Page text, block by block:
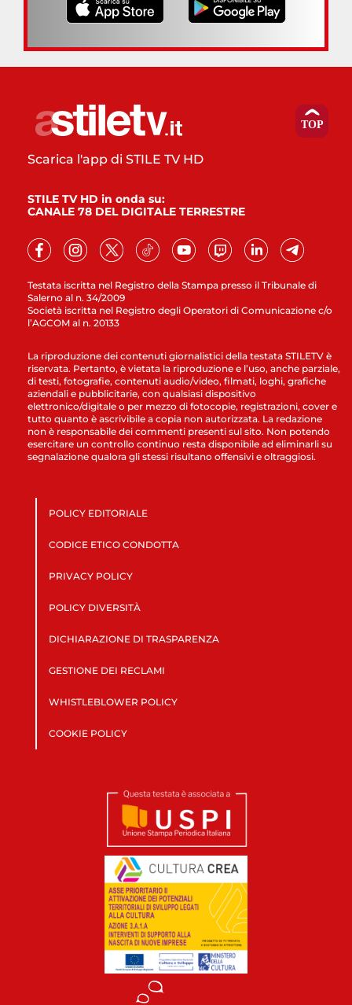
Testata iscritta nel Registro della Stampa presso il Tribunale di
Salerno al n. 34/2009
Società iscritta nel Registro degli Operatori di Comunicazione c/o
l’AGCOM al n. 20133
Scarica l'app di STILE TV HD
STILE TV HD in onda su:
CANALE 78 DEL DIGITALE TERRESTRE
La riproduzione dei contenuti giornalistici della testata STILETV è
riservata. Pertanto, è vietata la riproduzione e l’uso, anche parziale,
di testi, fotografie, contenuti audio/video, filmati, loghi, grafiche
aziendali e pubblicitarie, con qualsiasi dispositivo
elettronico/digitale o per mezzo di fotocopie, registrazioni, cover e
tutto quanto è ascrivibile a copia non autorizzata. La redazione
non è responsabile dei commenti presenti sul sito. Non potendo
esercitare un controllo continuo resta disponibile ad eliminarli su
segnalazione qualora gli stessi risultano offensivi e oltraggiosi.
POLICY EDITORIALE
CODICE ETICO CONDOTTA
PRIVACY POLICY
POLICY DIVERSITÀ
DICHIARAZIONE DI TRASPARENZA
GESTIONE DEI RECLAMI
WHISTLEBLOWER POLICY
COOKIE POLICY